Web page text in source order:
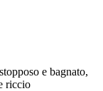
e bagnato,
riccio